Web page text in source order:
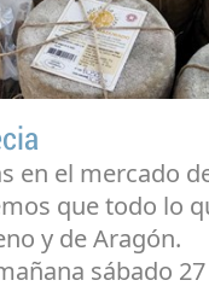
en el mercado
que todo lo
y de Aragón.
sábado